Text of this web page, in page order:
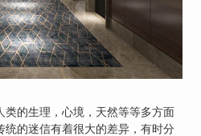
类的生理，心境，天然等等多方面
统的迷信有着很大的差异，有时分